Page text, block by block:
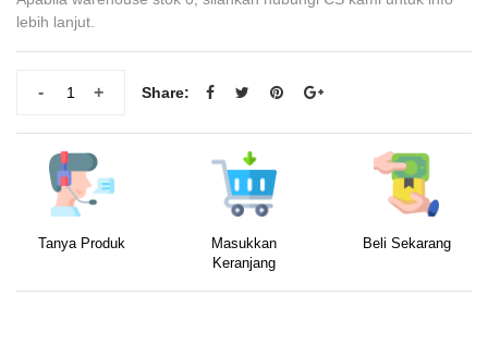
lebih lanjut.
+
- Share:
Tanya Produk
Masukkan
Keranjang
Beli Sekarang